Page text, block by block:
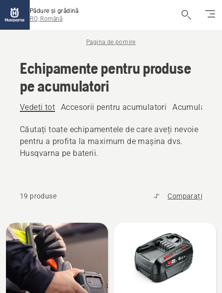
Pădure și grădină
RO, Română
Pagina de pornire
Echipamente pentru produse
pe acumulatori
Vedeți tot Accesorii pentru acumulatori Acumulatori
Căutați toate echipamentele de care aveți nevoie
pentru a profita la maximum de mașina dvs.
Husqvarna pe baterii.
19 produse Comparați
Toate
produsele